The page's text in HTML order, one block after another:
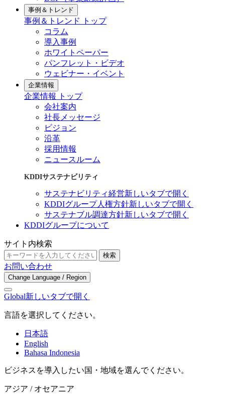
事例＆トレンド
事例＆トレンド トップ
コラム
導入事例
ホワイトペーパー
パンフレット・ビデオ
ウェビナー・イベント
企業情報
企業情報 トップ
会社案内
社長メッセージ
ビジョン
沿革
採用情報
ニュースルーム
KDDIサステナビリティ
サステナビリティ経営新しいタブで開く
KDDIグループ人権方針新しいタブで開く
サステナブル調達方針新しいタブで開く
KDDIグループについて
サイト内検索
検索
お問い合わせ
Change Language / Region
Global新しいタブで開く
言語を選択してください。
日本語
English
Bahasa Indonesia
ビジネスを導入したい国・地域を選んでください。
アジア / オセアニア